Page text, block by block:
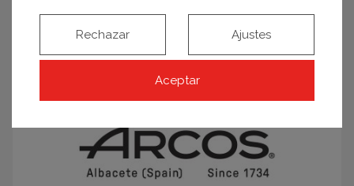
Aceptar
Rechazar Ajustes